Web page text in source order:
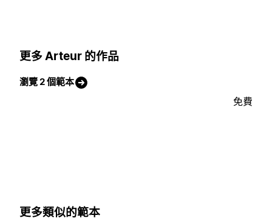
更多 Arteur 的作品
瀏覽 2 個範本
免費
更多類似的範本